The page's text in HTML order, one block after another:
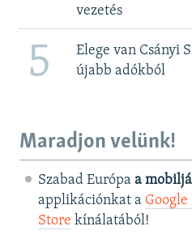
vezetés
5
Elege van Csányi
újabb adókból
Maradjon velünk!
Szabad Európa a
applikációnkat a Google
Store kínálatából!